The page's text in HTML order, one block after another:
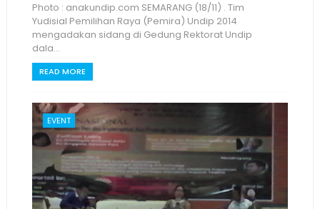
Photo : anakundip.com SEMARANG (18/11) . Tim
Yudisial Pemilihan Raya (Pemira) Undip 2014
mengadakan sidang di Gedung Rektorat Undip
dala...
READ MORE
EVENT